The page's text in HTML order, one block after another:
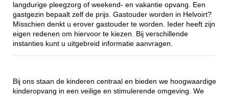
langdurige pleegzorg of weekend- en vakantie opvang. Een
gastgezin bepaalt zelf de prijs. Gastouder worden in Helvoirt?
Misschien denkt u erover gastouder te worden. Ieder heeft zijn
eigen redenen om hiervoor te kiezen. Bij verschillende
instanties kunt u uitgebreid informatie aanvragen.
Bij ons staan de kinderen centraal en bieden we hoogwaardige
kinderopvang in een veilige en stimulerende omgeving. We